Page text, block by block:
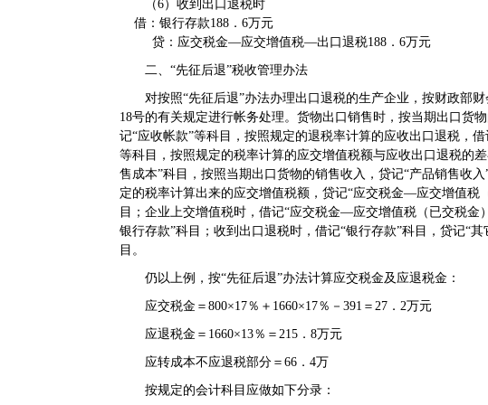
（6）收到出口退税时
借：银行存款188．6万元
贷：应交税金—应交增值税—出口退税188．6万元
二、“先征后退”税收管理办法
对按照“先征后退”办法办理出口退税的生产企业，按财政部财
18号的有关规定进行帐务处理。货物出口销售时，按当期出口货
记“应收帐款”等科目，按照规定的退税率计算的应收出口退税，借
等科目，按照规定的税率计算的应交增值税额与应收出口退税的
售成本”科目，按照当期出口货物的销售收入，贷记“产品销售收
定的税率计算出来的应交增值税额，贷记“应交税金—应交增值税
目；企业上交增值税时，借记“应交税金—应交增值税（已交税金
银行存款”科目；收到出口退税时，借记“银行存款”科目，贷记“其
目。
仍以上例，按“先征后退”办法计算应交税金及应退税金：
应交税金＝800×17％＋1660×17％－391＝27．2万元
应退税金＝1660×13％＝215．8万元
应转成本不应退税部分＝66．4万
按规定的会计科目应做如下分录：